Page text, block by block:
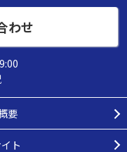
わせ
要
ト